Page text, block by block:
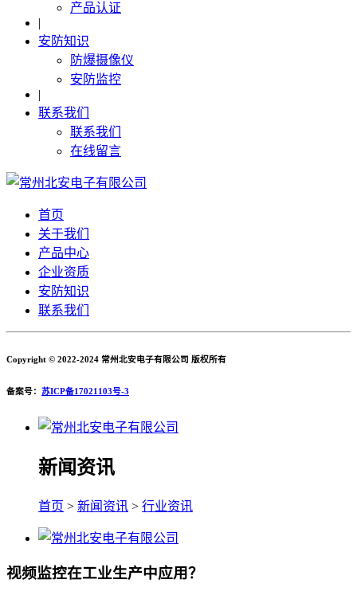
产品认证
|
安防知识
防爆摄像仪
安防监控
|
联系我们
联系我们
在线留言
首页
关于我们
产品中心
企业资质
安防知识
联系我们
Copyright © 2022-2024 常州北安电子有限公司 版权所有
备案号： 苏ICP备17021103号-3
新闻资讯
首页 > 新闻资讯 > 行业资讯
视频监控在工业生产中应用？